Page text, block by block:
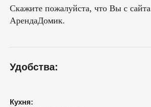
Скажите пожалуйста, что Вы с сайта
АрендаДомик.
Удобства:
Кухня: